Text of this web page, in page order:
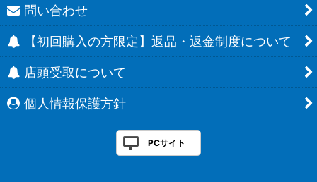
問い合わせ
【初回購入の方限定】返品・返金制度について
店頭受取について
個人情報保護方針
PCサイト